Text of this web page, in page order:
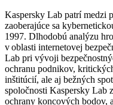
Kaspersky Lab patrí medzi
zaoberajúce sa
1997. Dlhodobú analýzu
v oblasti internetovej
Lab pri vývoji
ochranu podnikov,
inštitúcií, ale aj bežných
spoločnosti Kaspersky Lab
ochrany koncových bodov,